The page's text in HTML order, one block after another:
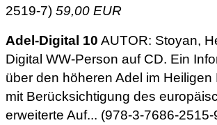
2519-7) 59,00 EUR
Adel-Digital 10 AUTOR: Stoyan,
Digital WW-Person auf CD. Ein
über den höheren Adel im
mit Berücksichtigung des
erweiterte Auf... (978-3-7686-2515-